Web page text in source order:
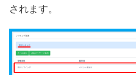
されます。